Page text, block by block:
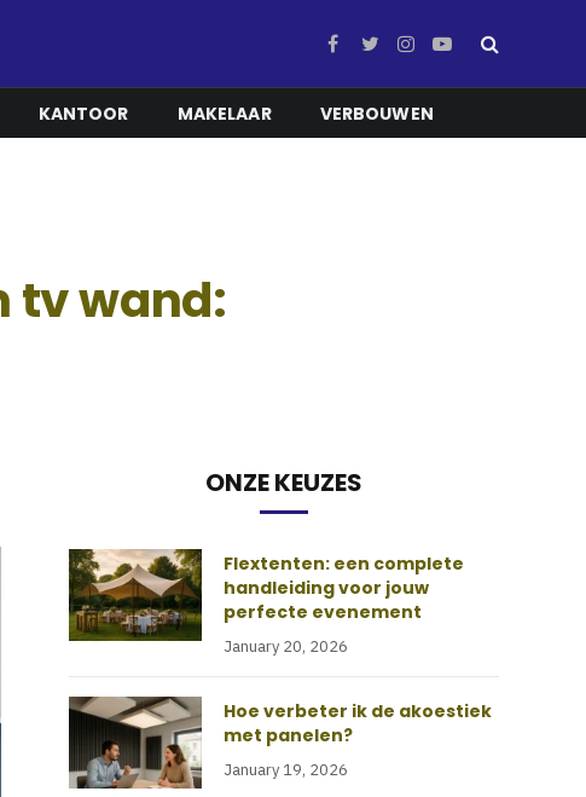
Facebook
TwitterInstagram
YouTube
KANTOOR MAKELAAR VERBOUWEN
tv wand:
ONZE KEUZES
Flextenten: een complete
handleiding voor jouw
perfecte evenement
January 20, 2026
Hoe verbeter ik de akoestiek
met panelen?
January 19, 2026